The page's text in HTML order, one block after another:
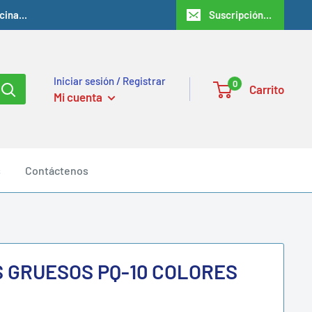
Suscripción...
Iniciar sesión / Registrar
Mi cuenta
0 Carrito
Contáctenos
PQ-10 COLORES